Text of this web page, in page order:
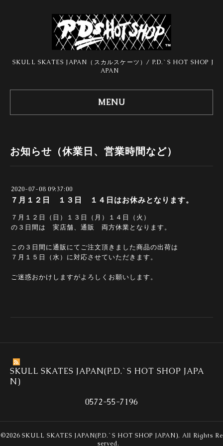
SKULL SKATES JAPAN（スカルスケーツ）/ P.D.`S HOT SHOP J
APAN
MENU
お知らせ（休業日、営業時間など）
2020-07-08 09:37:00
７月１２日 １３日 １４日はお休みとなります。
７月１２日（日）１３日（月）１４日（火）
の３日間は 実店舗、通販 両方休業となります。
この３日間に通販にてご注文頂きました商品の出荷は
７月１５日（水）に対応させていただきます。
ご迷惑おかけしますがよろしくお願いします。
SKULL SKATES JAPAN(P.D.`S HOT SHOP JAPA
N)
0572-55-7196
©2026 SKULL SKATES JAPAN(P.D.`S HOT SHOP JAPAN). All Rights Re
served.